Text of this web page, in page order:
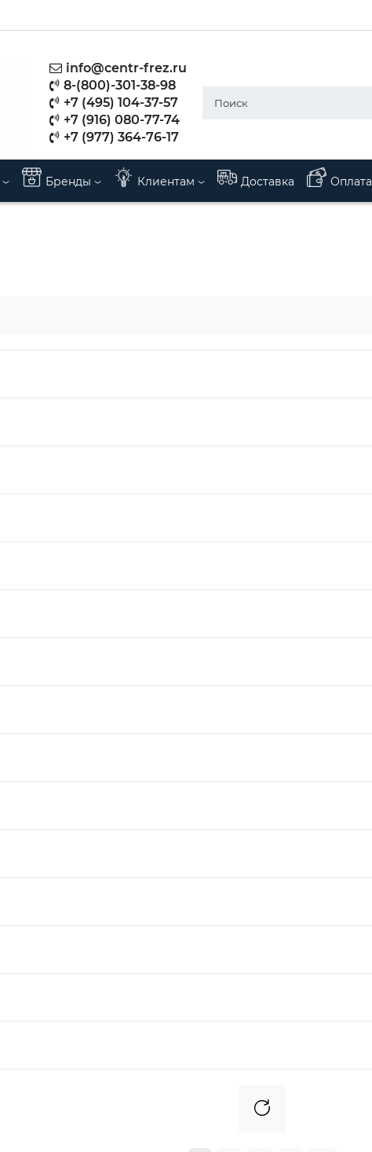
info@centr-frez.ru
8-(800)-301-38-98
+7 (495) 104-37-57
+7 (916) 080-77-74
+7 (977) 364-76-17
Бренды Клиентам Доставка Оплата